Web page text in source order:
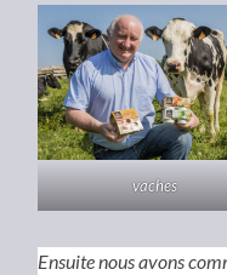
vaches
Ensuite nous avons